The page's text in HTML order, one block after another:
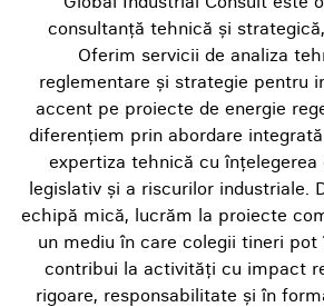
consultanță tehnică și
Oferim servicii de analiza
reglementare și strategie pentru
accent pe proiecte de energie
diferențiem prin abordare
expertiza tehnică cu înțelegerea
legislativ și a riscurilor industriale.
echipă mică, lucrăm la proiecte
un mediu în care colegii tineri
contribui la activități cu impact
rigoare, responsabilitate și în